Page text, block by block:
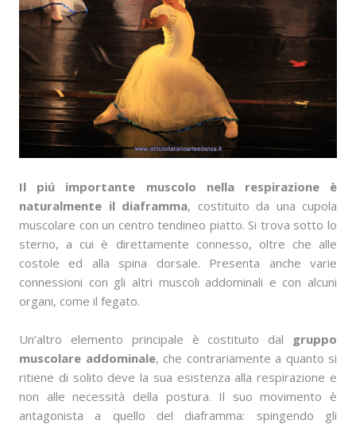
Il piú importante muscolo nella respirazione è
naturalmente il diaframma, costituito da una cupola
muscolare con un centro tendineo piatto. Si trova sotto lo
sterno, a cui è direttamente connesso, oltre che alle
costole ed alla spina dorsale. Presenta anche varie
connessioni con gli altri muscoli addominali e con alcuni
organi, come il fegato.
Un’altro elemento principale è costituito dal gruppo
muscolare addominale, che contrariamente a quanto si
ritiene di solito deve la sua esistenza alla respirazione e
non alle necessità della postura. Il suo movimento è
antagonista a quello del diaframma: spingendo gli